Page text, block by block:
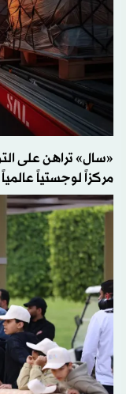
«سال» تراهن على
مركزاً لوجستياً عالمياً